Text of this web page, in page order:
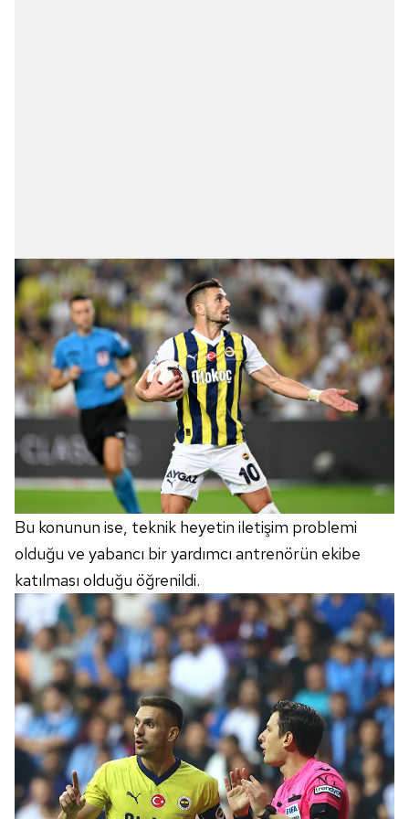
Çerezlere ilişkin tercihlerinizi aşağıda yer alan panel
vasıtasıyla belirleyebilirsiniz. Çerezlere ilişkin detaylı bilgi
için Ayarlar butonuna tıklayabilir,Çerez Bilgilendirme
Metnimiziziyaret edebilirsiniz.
6698 sayılı Kişisel Verilerin Korunması Kanunu uyarınca
hazırlanmış Aydınlatma Metnimizi okumak ve sitemizde
ilgili mevzuata uygun olarak kullanılan çerezlerle ilgili bilgi
almak için lütfentıklayınız.
Bu konunun ise, teknik heyetin iletişim problemi
olduğu ve yabancı bir yardımcı antrenörün ekibe
katılması olduğu öğrenildi.